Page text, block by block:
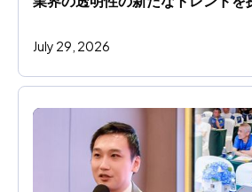
July 29, 2026